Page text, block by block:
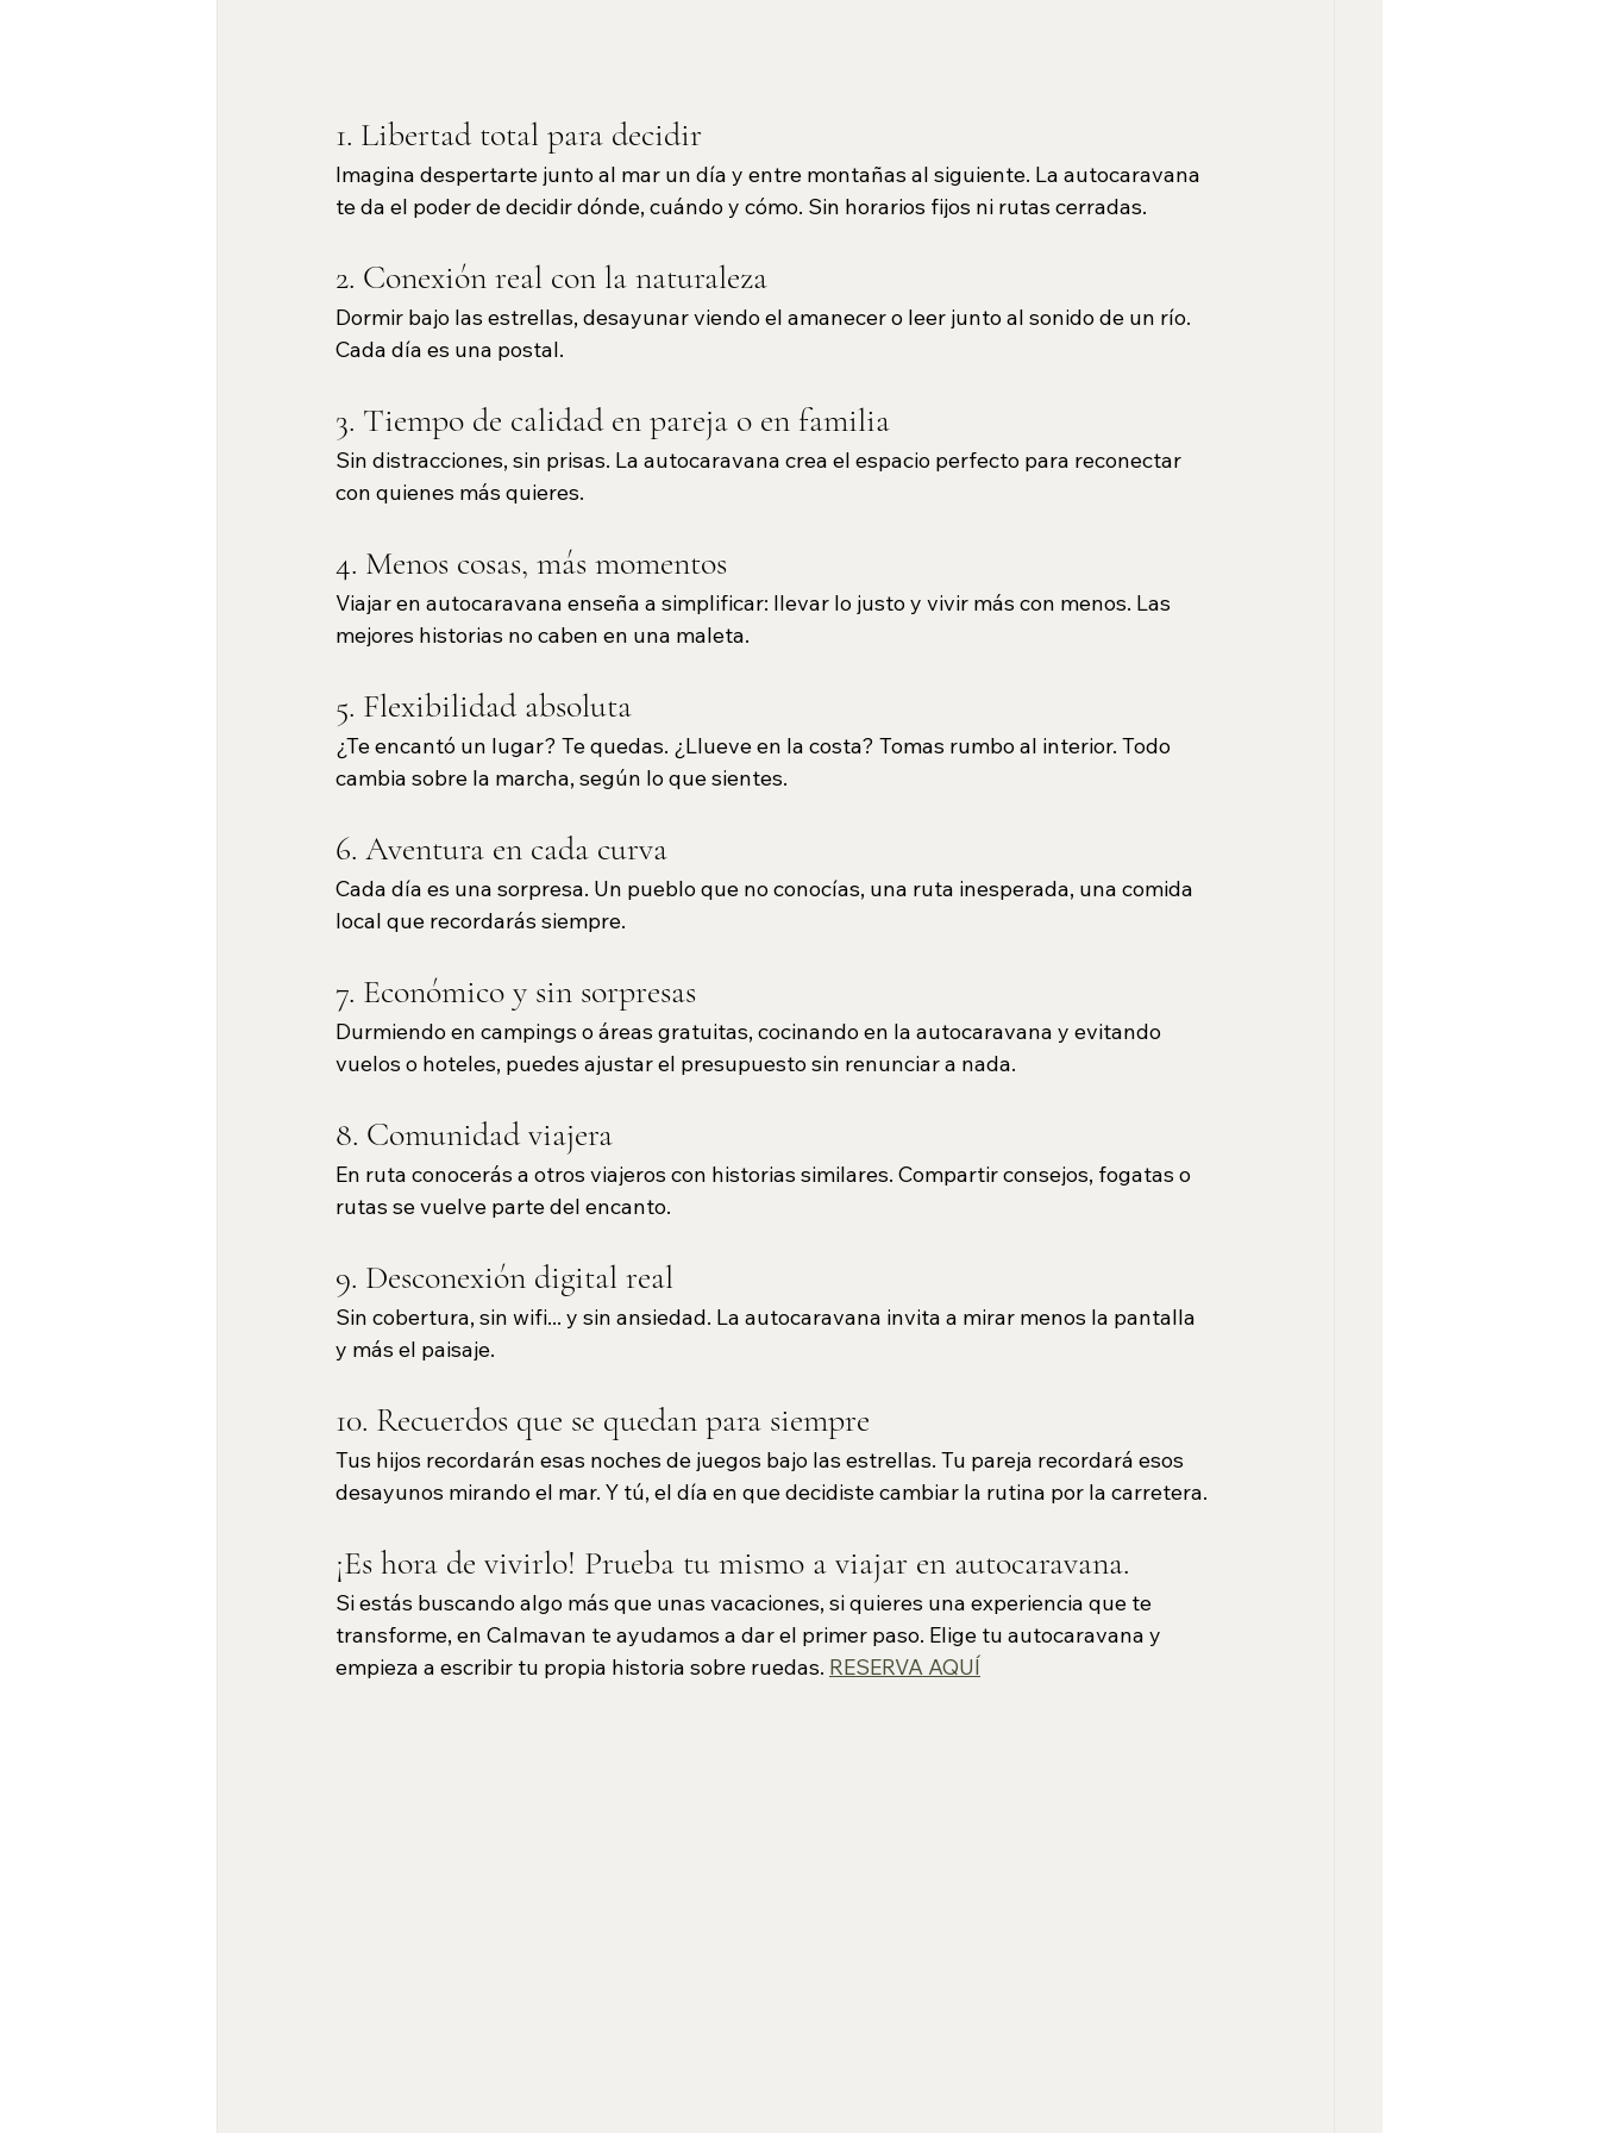
1. Libertad total para decidir
Imagina despertarte junto al mar un día y entre montañas al siguiente. La autocaravana
te da el poder de decidir dónde, cuándo y cómo. Sin horarios fijos ni rutas cerradas.
2. Conexión real con la naturaleza
Dormir bajo las estrellas, desayunar viendo el amanecer o leer junto al sonido de un río.
Cada día es una postal.
3. Tiempo de calidad en pareja o en familia
Sin distracciones, sin prisas. La autocaravana crea el espacio perfecto para reconectar
con quienes más quieres.
4. Menos cosas, más momentos
Viajar en autocaravana enseña a simplificar: llevar lo justo y vivir más con menos. Las
mejores historias no caben en una maleta.
5. Flexibilidad absoluta
¿Te encantó un lugar? Te quedas. ¿Llueve en la costa? Tomas rumbo al interior. Todo
cambia sobre la marcha, según lo que sientes.
6. Aventura en cada curva
Cada día es una sorpresa. Un pueblo que no conocías, una ruta inesperada, una comida
local que recordarás siempre.
7. Económico y sin sorpresas
Durmiendo en campings o áreas gratuitas, cocinando en la autocaravana y evitando
vuelos o hoteles, puedes ajustar el presupuesto sin renunciar a nada.
8. Comunidad viajera
En ruta conocerás a otros viajeros con historias similares. Compartir consejos, fogatas o
rutas se vuelve parte del encanto.
9. Desconexión digital real
Sin cobertura, sin wifi... y sin ansiedad. La autocaravana invita a mirar menos la pantalla
y más el paisaje.
10. Recuerdos que se quedan para siempre
Tus hijos recordarán esas noches de juegos bajo las estrellas. Tu pareja recordará esos
desayunos mirando el mar. Y tú, el día en que decidiste cambiar la rutina por la carretera.
¡Es hora de vivirlo! Prueba tu mismo a viajar en autocaravana.
Si estás buscando algo más que unas vacaciones, si quieres una experiencia que te
transforme, en Calmavan te ayudamos a dar el primer paso. Elige tu autocaravana y
empieza a escribir tu propia historia sobre ruedas. RESERVA AQUÍ